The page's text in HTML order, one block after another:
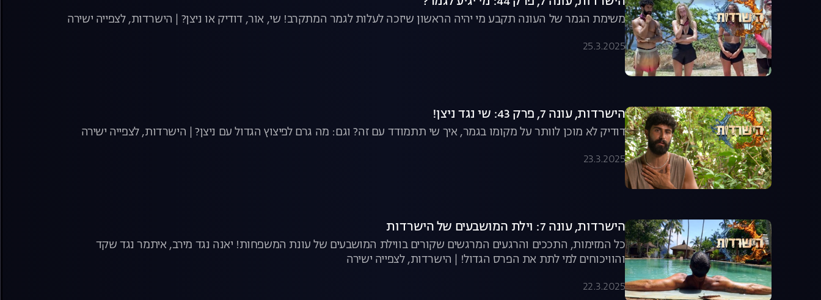
משימת הגמר של העונה תקבע מי יהיה הראשון שיזכה לעלות לגמר המתקרב! שי, אור, דודיק או ניצן? | הישרדות, לצפייה ישירה
25.3.2025
הישרדות, עונה 7, פרק 43: שי נגד ניצן!
דודיק לא מוכן לוותר על מקומו בגמר, איך שי תתמודד עם זה? וגם: מה גרם לפיצוץ הגדול עם ניצן? | הישרדות, לצפייה ישירה
23.3.2025
הישרדות, עונה 7: וילת המושבעים של הישרדות
כל המזימות, התככים והרגעים המרגשים שקורים בווילת המושבעים של עונת המשפחות! יאנה נגד מירב, איתמר נגד שקד
והוויכוחים למי לתת את הפרס הגדול! | הישרדות, לצפייה ישירה
22.3.2025